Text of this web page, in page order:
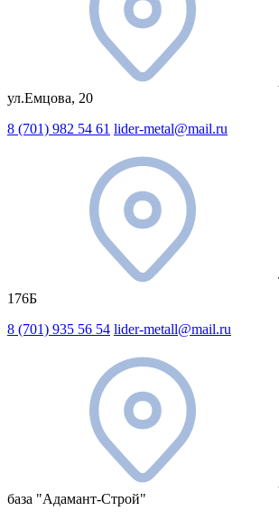
ул.Емцова, 20
8 (701) 982 54 61 lider-metal@mail.ru
176Б
8 (701) 935 56 54 lider-metall@mail.ru
база "Адамант-Строй"